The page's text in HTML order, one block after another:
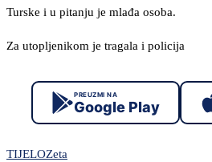
Turske i u pitanju je mlađa osoba.
Za utopljenikom je tragala i policija
PREUZMI NA
Google Play
TIJELOZeta